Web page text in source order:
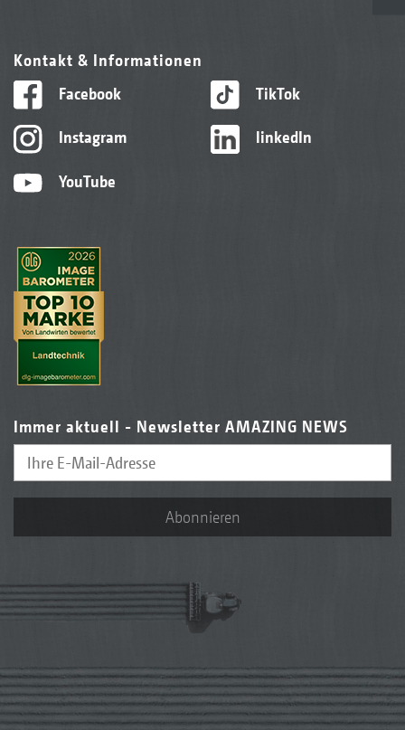
Kontakt & Informationen
Facebook
Instagram
YouTube
TikTok
linkedIn
Immer aktuell - Newsletter AMAZING NEWS
Abonnieren